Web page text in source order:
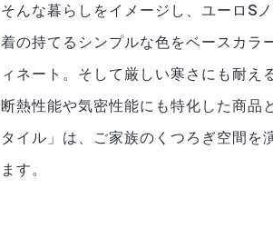
そんな暮らしをイメージし、ユーロS
着の持てるシンプルな色をベースカラ
ィネート。そして厳しい寒さにも耐え
断熱性能や気密性能にも特化した商品
タイル」は、ご家族のくつろぎ空間を
ます。